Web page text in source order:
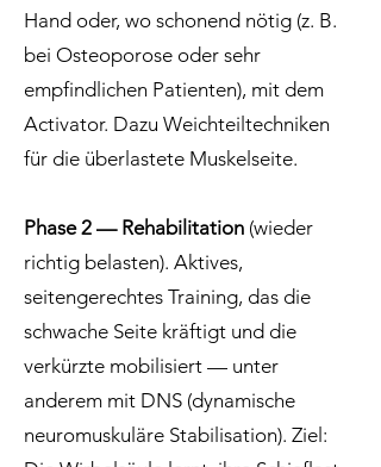
Hand oder, wo schonend nötig (z. B.
bei Osteoporose oder sehr
empfindlichen Patienten), mit dem
Activator. Dazu Weichteiltechniken
für die überlastete Muskelseite.
Phase 2 — Rehabilitation (wieder
richtig belasten). Aktives,
seitengerechtes Training, das die
schwache Seite kräftigt und die
verkürzte mobilisiert — unter
anderem mit DNS (dynamische
neuromuskuläre Stabilisation). Ziel: